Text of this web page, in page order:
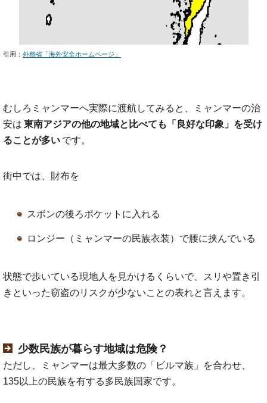
引用： 外務省「海外安全ホームページ」
むしろミャンマーへ実際に渡航してみると、ミャンマーの治
安は 東南アジアの他の地域と比べても「良好な印象」を受け
ることが多い です。
街中では、財布を
スボンの後ろポケットに入れる
ロンジー（ミャンマーの民族衣装）で腰に挟んでいる
状態で歩いている現地人を見かけるくらいで、スリや置き引
きといった窃盗のリスクが少ないことの表れと言えます。
少数民族が暮らす地域は危険？
ただし、ミャンマーは最大多数の「ビルマ族」を合わせ、
135以上の民族を有する多民族国家です。